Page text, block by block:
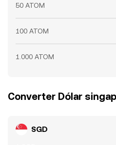
50 ATOM
100 ATOM
1.000 ATOM
Converter Dólar
SGD